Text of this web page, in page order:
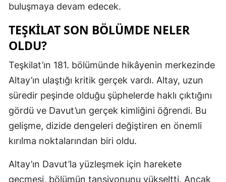
buluşmaya devam edecek.
TEŞKILAT SON BÖLÜMDE NELER
OLDU?
Teşkilat’ın 181. bölümünde hikâyenin merkezinde
Altay’ın ulaştığı kritik gerçek vardı. Altay, uzun
süredir peşinde olduğu şüphelerde haklı çıktığını
gördü ve Davut’un gerçek kimliğini öğrendi. Bu
gelişme, dizide dengeleri değiştiren en önemli
kırılma noktalarından biri oldu.
Altay’ın Davut’la yüzleşmek için harekete
geçmesi, bölümün tansiyonunu yükseltti. Ancak